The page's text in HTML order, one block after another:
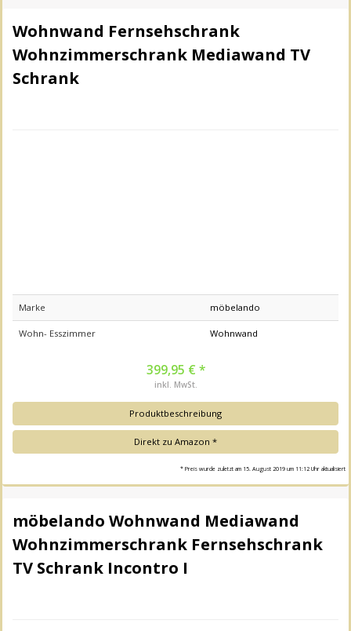
Wohnwand Fernsehschrank
Wohnzimmerschrank Mediawand TV
Schrank
Marke möbelando
Wohn- Esszimmer Wohnwand
399,95 € *
inkl. MwSt.
Produktbeschreibung
Direkt zu Amazon *
* Preis wurde zuletzt am 15. August 2019 um 11:12 Uhr aktualisiert
möbelando Wohnwand Mediawand
Wohnzimmerschrank Fernsehschrank
TV Schrank Incontro I